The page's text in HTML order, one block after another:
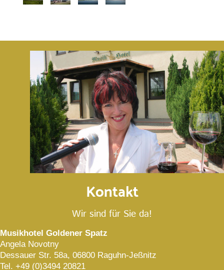
Kontakt
Wir sind für Sie da!
Musikhotel Goldener Spatz
Angela Novotny
Dessauer Str. 58a, 06800 Raguhn-Jeßnitz
Tel. +49 (0)3494 20821